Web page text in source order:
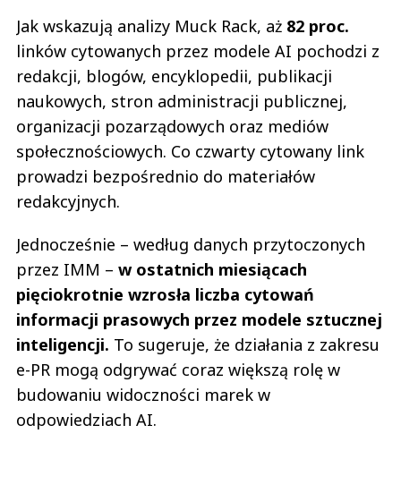
Jak wskazują analizy Muck Rack, aż 82 proc.
linków cytowanych przez modele AI pochodzi z
redakcji, blogów, encyklopedii, publikacji
naukowych, stron administracji publicznej,
organizacji pozarządowych oraz mediów
społecznościowych. Co czwarty cytowany link
prowadzi bezpośrednio do materiałów
redakcyjnych.
Jednocześnie – według danych przytoczonych
przez IMM – w ostatnich miesiącach
pięciokrotnie wzrosła liczba cytowań
informacji prasowych przez modele sztucznej
inteligencji. To sugeruje, że działania z zakresu
e-PR mogą odgrywać coraz większą rolę w
budowaniu widoczności marek w
odpowiedziach AI.